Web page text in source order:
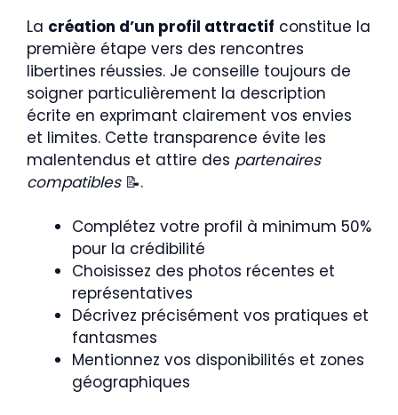
La création d’un profil attractif constitue la
première étape vers des rencontres
libertines réussies. Je conseille toujours de
soigner particulièrement la description
écrite en exprimant clairement vos envies
et limites. Cette transparence évite les
malentendus et attire des partenaires
compatibles📝.
Complétez votre profil à minimum 50%
pour la crédibilité
Choisissez des photos récentes et
représentatives
Décrivez précisément vos pratiques et
fantasmes
Mentionnez vos disponibilités et zones
géographiques